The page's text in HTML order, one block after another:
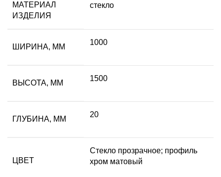
МАТЕРИАЛ
ИЗДЕЛИЯ
стекло
ШИРИНА, ММ
1000
ВЫСОТА, ММ
1500
ГЛУБИНА, ММ
20
ЦВЕТ
Стекло прозрачное; профиль
хром матовый